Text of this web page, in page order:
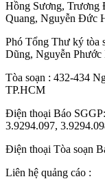
Hồng Sương, Trương
Quang, Nguyễn Đức
Phó Tổng Thư ký tòa
Dũng, Nguyễn Phước
Tòa soạn : 432-434
TP.HCM
Điện thoại Báo
3.9294.097,
Điện thoại Tòa soạn
Liên hệ quảng cáo :